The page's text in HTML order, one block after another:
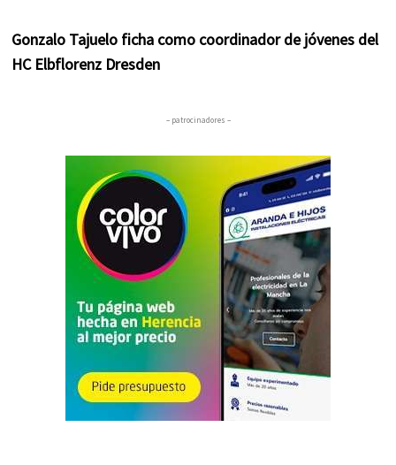
Gonzalo Tajuelo ficha como coordinador de jóvenes del
HC Elbflorenz Dresden
– patrocinadores –